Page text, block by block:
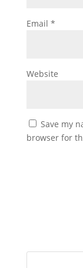
Email *
Website
Save my
browser for